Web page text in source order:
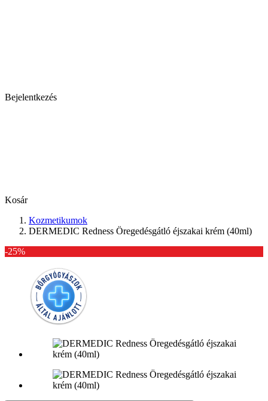
Bejelentkezés
Kosár
Kozmetikumok
DERMEDIC Redness Öregedésgátló éjszakai krém (40ml)
-25%